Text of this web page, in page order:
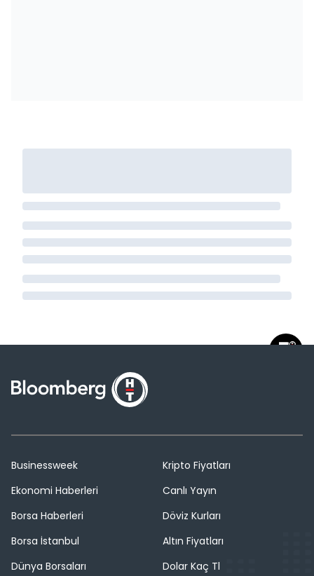
Businessweek
Ekonomi Haberleri
Borsa Haberleri
Borsa İstanbul
Dünya Borsaları
Kripto Fiyatları
Canlı Yayın
Döviz Kurları
Altın Fiyatları
Dolar Kaç Tl